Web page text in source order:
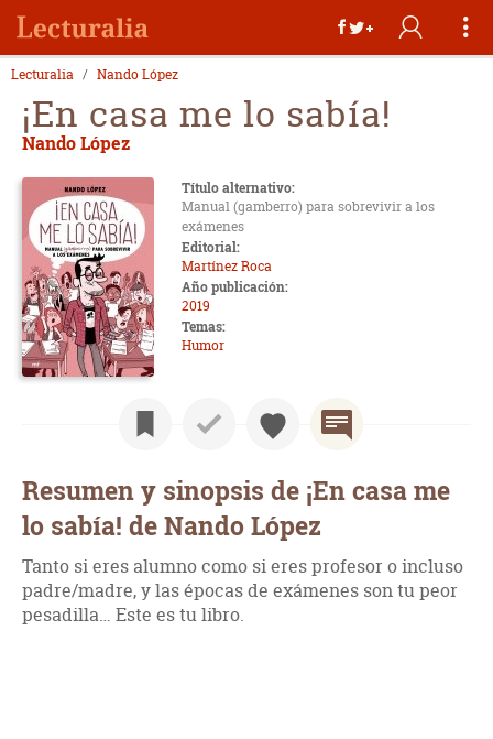
Lecturalia Nando López
¡En casa me lo sabía!
Nando López
Título alternativo:
Manual (gamberro) para sobrevivir a los
exámenes
Editorial:
Martínez Roca
Año publicación:
2019
Temas:
Humor
Resumen y sinopsis de ¡En casa me
lo sabía! de Nando López
Tanto si eres alumno como si eres profesor o incluso
padre/madre, y las épocas de exámenes son tu peor
pesadilla… Este es tu libro.